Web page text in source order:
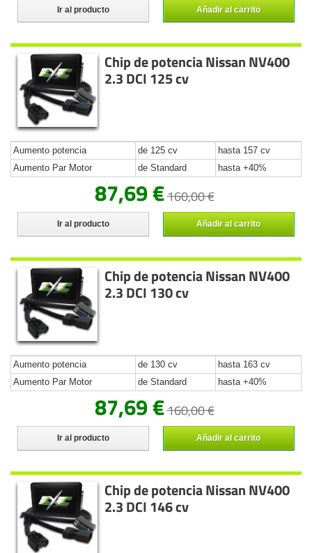
Ir al producto Añadir al carrito
Chip de potencia Nissan NV400
2.3 DCI 125 cv
Aumento potencia de 125 cv
hasta 157 cv
Aumento Par Motor
de Standard hasta +40%
87,69 €160,00 €
Ir al producto Añadir al carrito
Chip de potencia Nissan NV400
2.3 DCI 130 cv
Aumento potencia de 130 cv
hasta 163 cv
Aumento Par Motor
de Standard hasta +40%
87,69 €160,00 €
Ir al producto Añadir al carrito
Chip de potencia Nissan NV400
2.3 DCI 146 cv